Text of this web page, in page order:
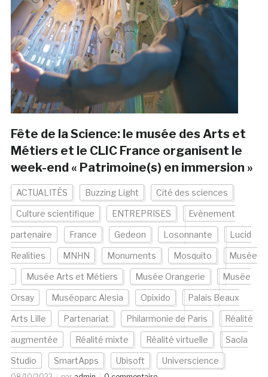
Fête de la Science: le musée des Arts et
Métiers et le CLIC France organisent le
week-end « Patrimoine(s) en immersion »
ACTUALITÉS Buzzing Light Cité des sciences
Culture scientifique ENTREPRISES Evènement
partenaire France Gedeon Losonnante Lucid
Realities MNHN Monuments Mosquito Musée
Musée Arts et Métiers Musée Orangerie Musée
Orsay Muséoparc Alesia Opixido Palais Beaux
Arts Lille Partenariat Philarmonie de Paris Réalité
augmentée Réalité mixte Réalité virtuelle Saola
Studio SmartApps Ubisoft Universcience